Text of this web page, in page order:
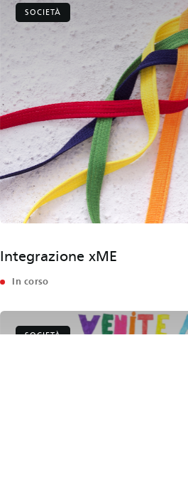
SOCIETÀ
Integrazione xME
In corso
SOCIETÀ